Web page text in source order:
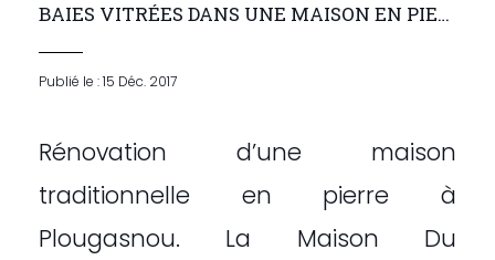
BAIES VITRÉES DANS UNE MAISON EN PIERRE
Publié le : 15 Déc. 2017
Rénovation d’une maison
traditionnelle en pierre à
Plougasnou. La Maison Du